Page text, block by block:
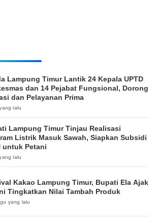
Lampung Timur Lantik 24 Kepala UPTD
dan 14 Pejabat Fungsional, Dorong
dan Pelayanan Prima
lalu
Lampung Timur Tinjau Realisasi
Listrik Masuk Sawah, Siapkan Subsidi
untuk Petani
lalu
Kakao Lampung Timur, Bupati Ela Ajak
Tingkatkan Nilai Tambah Produk
yang lalu